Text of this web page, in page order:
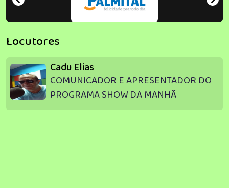
Locutores
Cadu Elias
COMUNICADOR E APRESENTADOR DO
PROGRAMA SHOW DA MANHÃ